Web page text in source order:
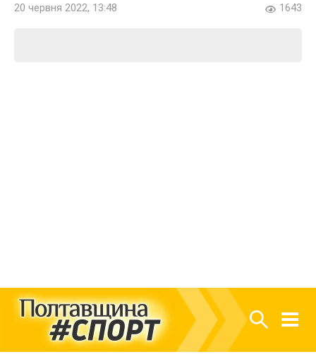
20 червня 2022, 13:48 1643